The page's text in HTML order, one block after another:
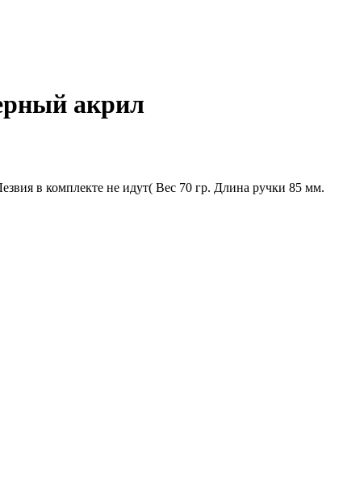
акрил
в комплекте не идут( Вес 70 гр. Длина ручки 85 мм.